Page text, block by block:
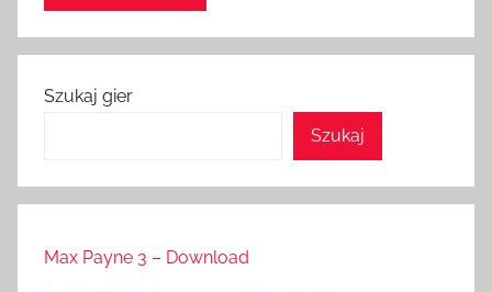
Szukaj gier
Szukaj
Max Payne 3 – Download